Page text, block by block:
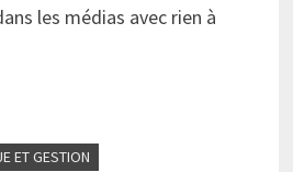
les médias avec rien à
ET GESTION